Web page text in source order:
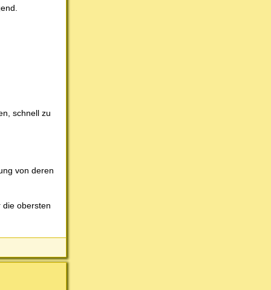
schnell zu
von deren
die obersten